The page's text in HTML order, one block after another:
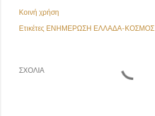
Κοινή χρήση
Ετικέτες ΕΝΗΜΕΡΩΣΗ ΕΛΛΑΔΑ-ΚΟΣΜΟΣ
ΣΧΌΛΙΑ